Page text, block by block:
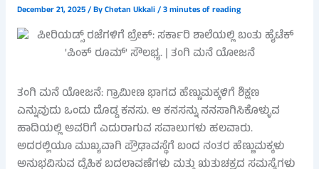
December 21, 2025/ ByChetan Ukkali/3 minutes of reading
ತಂಗಿ ಮನೆ ಯೋಜನೆ: ಗ್ರಾಮೀಣ ಭಾಗದ ಹೆಣ್ಣುಮಕ್ಕಳಿಗೆ ಶಿಕ್ಷಣ
ಎನ್ನುವುದು ಒಂದು ದೊಡ್ಡ ಕನಸು. ಆ ಕನಸನ್ನು ನನಸಾಗಿಸಿಕೊಳ್ಳುವ
ಹಾದಿಯಲ್ಲಿ ಅವರಿಗೆ ಎದುರಾಗುವ ಸವಾಲುಗಳು ಹಲವಾರು.
ಅದರಲ್ಲಿಯೂ ಮುಖ್ಯವಾಗಿ ಪ್ರೌಢಾವಸ್ಥೆಗೆ ಬಂದ ನಂತರ ಹೆಣ್ಣುಮಕ್ಕಳು
ಅನುಭವಿಸುವ ದೈಹಿಕ ಬದಲಾವಣೆಗಳು ಮತ್ತು ಋತುಚಕ್ರದ ಸಮಸ್ಯೆಗಳು